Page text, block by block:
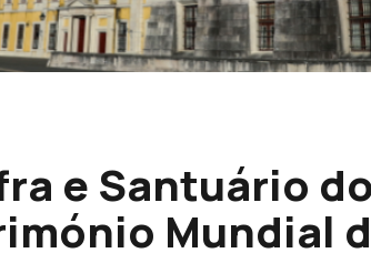
e Santuário
Mundial